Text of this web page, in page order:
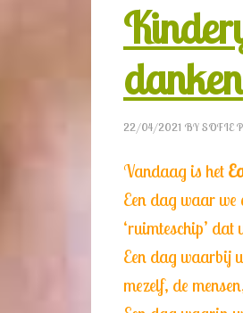
danken
22/04/2021 BY SOFIE
Vandaag is het
Een dag waar we
‘ruimteschip’ dat
Een dag waarbij
mezelf, de